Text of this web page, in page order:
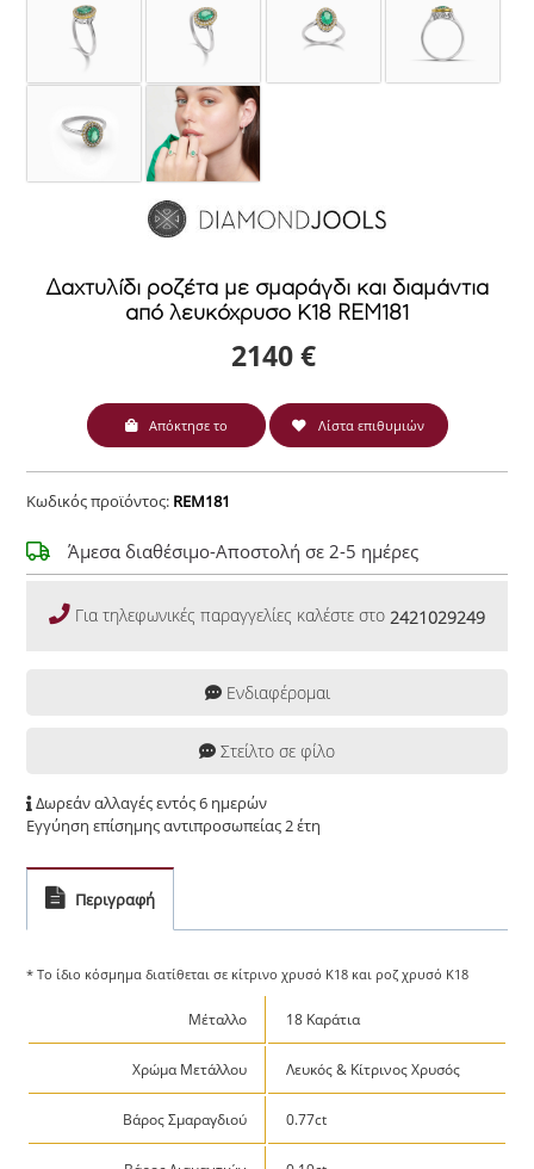
Δαχτυλίδι ροζέτα με σμαράγδι και διαμάντια
από λευκόχρυσο Κ18 REM181
2140 €
Απόκτησε το Λίστα επιθυμιών
Κωδικός προϊόντος: REM181
Άμεσα διαθέσιμο-Αποστολή σε 2-5 ημέρες
Για τηλεφωνικές παραγγελίες καλέστε στο 2421029249
Ενδιαφέρομαι
Στείλτο σε φίλο
Δωρεάν αλλαγές εντός 6 ημερών
Εγγύηση επίσημης αντιπροσωπείας 2 έτη
Περιγραφή
* Το ίδιο κόσμημα διατίθεται σε κίτρινο χρυσό Κ18 και ροζ χρυσό Κ18
Μέταλλο 18 Καράτια
Χρώμα Μετάλλου Λευκός & Κίτρινος Χρυσός
Βάρος Σμαραγδιού 0.77ct